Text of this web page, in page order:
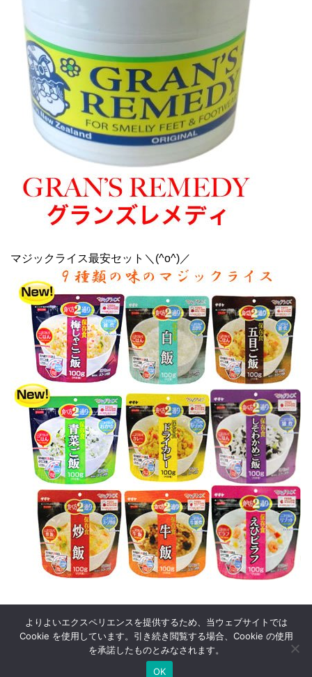
マジックライス最安セット＼(^o^)／
52回の週末
よりよいエクスペリエンスを提供するため、当ウェブサイトでは
Cookie を使用しています。引き続き閲覧する場合、Cookie の使用
を承諾したものとみなされます。
OK